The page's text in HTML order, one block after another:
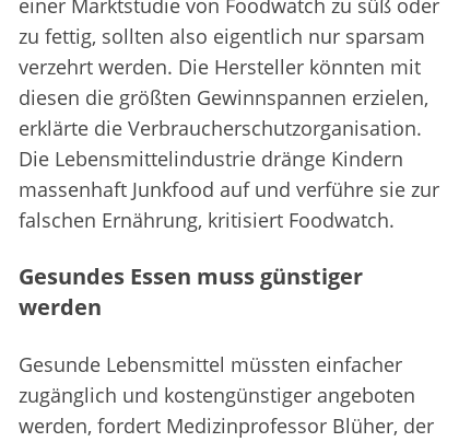
einer Marktstudie von Foodwatch zu süß oder
zu fettig, sollten also eigentlich nur sparsam
verzehrt werden. Die Hersteller könnten mit
diesen die größten Gewinnspannen erzielen,
erklärte die Verbraucherschutzorganisation.
Die Lebensmittelindustrie dränge Kindern
massenhaft Junkfood auf und verführe sie zur
falschen Ernährung, kritisiert Foodwatch.
Gesundes Essen muss günstiger
werden
Gesunde Lebensmittel müssten einfacher
zugänglich und kostengünstiger angeboten
werden, fordert Medizinprofessor Blüher, der